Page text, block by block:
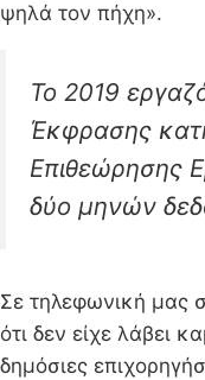
ψηλά τον πήχη».
Το 2019
Έκφρασης
Επιθεώρησης
δύο μηνών
Σε τηλεφωνική μας
ότι δεν είχε λάβει
δημόσιες